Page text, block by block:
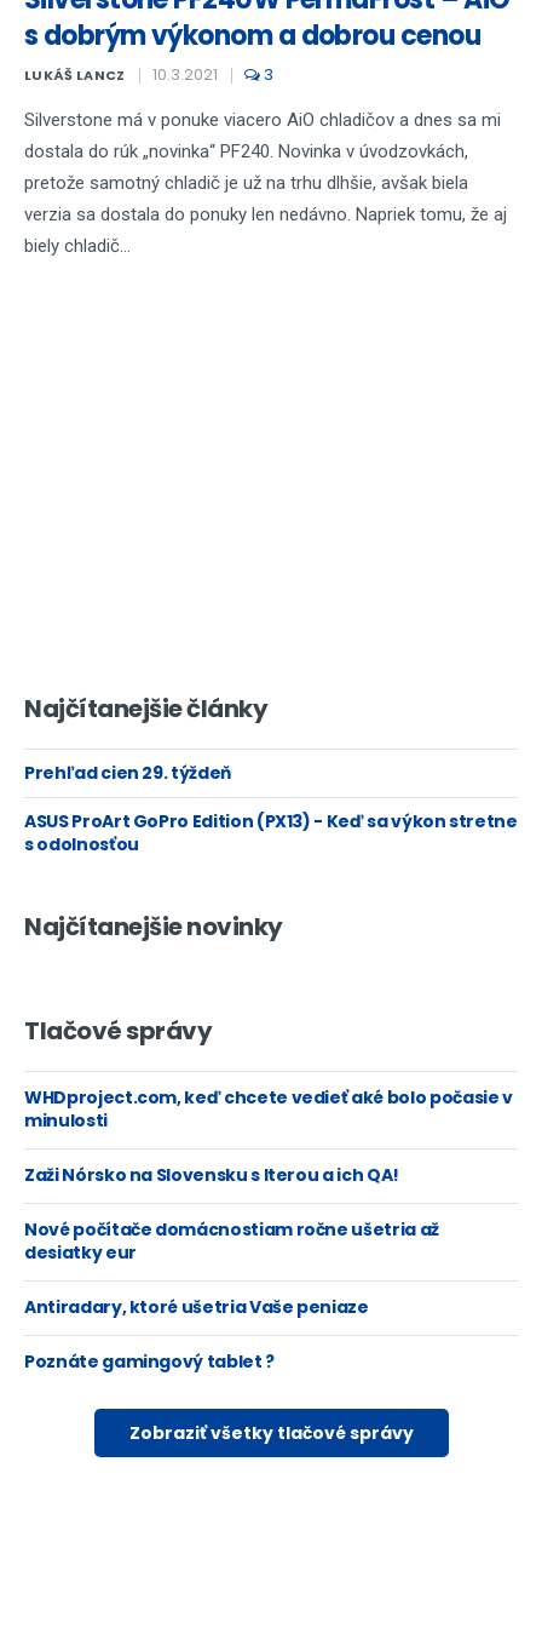
s dobrým výkonom a dobrou cenou
LUKÁŠ LANCZ 10.3.2021 3
Silverstone má v ponuke viacero AiO chladičov a dnes sa mi
dostala do rúk „novinka“ PF240. Novinka v úvodzovkách,
pretože samotný chladič je už na trhu dlhšie, avšak biela
verzia sa dostala do ponuky len nedávno. Napriek tomu, že aj
biely chladič...
Najčítanejšie články
Prehľad cien 29. týždeň
ASUS ProArt GoPro Edition (PX13) - Keď sa výkon stretne
s odolnosťou
Najčítanejšie novinky
Tlačové správy
WHDproject.com, keď chcete vedieť aké bolo počasie v
minulosti
Zaži Nórsko na Slovensku s Iterou a ich QA!
Nové počítače domácnostiam ročne ušetria až
desiatky eur
Antiradary, ktoré ušetria Vaše peniaze
Poznáte gamingový tablet ?
Zobraziť všetky tlačové správy